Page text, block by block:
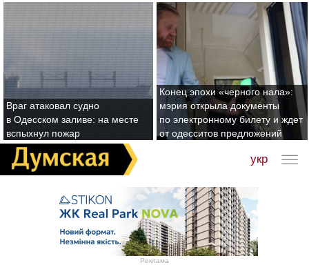
Враг атаковал судно
в Одесском заливе: на месте
вспыхнул пожар
Конец эпохи «черного нала»:
мэрия открыла документы
по электронному билету и ждет
от одесситов предложений
укр
Реклама